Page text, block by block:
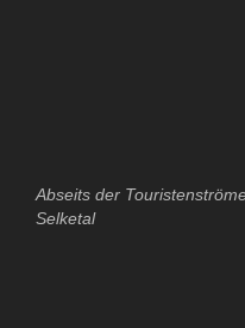
Abseits der
Selketal